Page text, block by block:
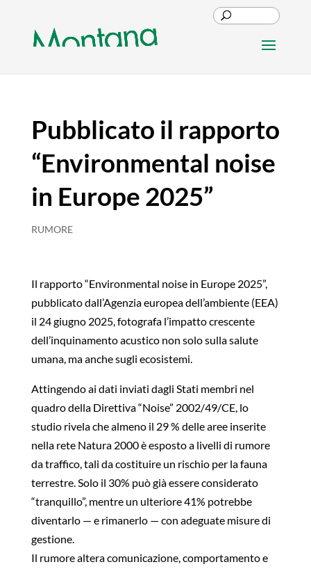
Pubblicato il rapporto
“Environmental noise
in Europe 2025”
RUMORE
Il rapporto “Environmental noise in Europe 2025”,
pubblicato dall’Agenzia europea dell’ambiente (EEA)
il 24 giugno 2025, fotografa l’impatto crescente
dell’inquinamento acustico non solo sulla salute
umana, ma anche sugli ecosistemi.
Attingendo ai dati inviati dagli Stati membri nel
quadro della Direttiva “Noise” 2002/49/CE, lo
studio rivela che almeno il 29 % delle aree inserite
nella rete Natura 2000 è esposto a livelli di rumore
da traffico, tali da costituire un rischio per la fauna
terrestre. Solo il 30% può già essere considerato
“tranquillo”, mentre un ulteriore 41% potrebbe
diventarlo — e rimanerlo — con adeguate misure di
gestione.
Il rumore altera comunicazione, comportamento e